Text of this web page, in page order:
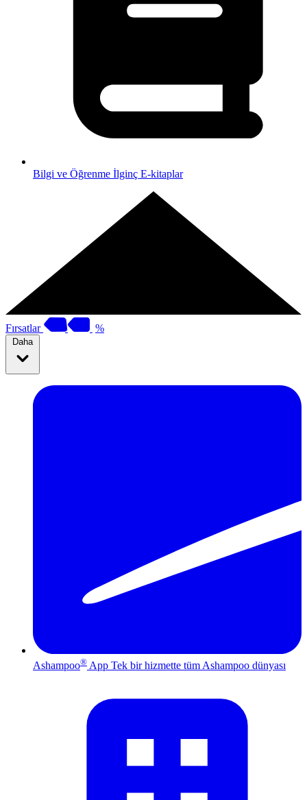
Bilgi ve Öğrenme İlginç E-kitaplar
Fırsatlar %
Daha
Ashampoo® App Tek bir hizmette tüm Ashampoo dünyası